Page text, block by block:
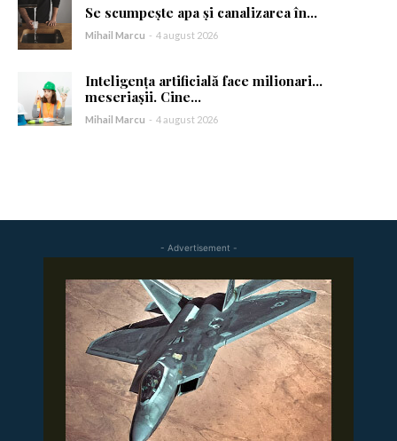
Am citit și accept Politica de confidențialitate
Se scumpește apa și canalizarea în...
Mihail Marcu - 4 august 2026
Inteligența artificială face milionari…
meseriașii. Cine...
Mihail Marcu - 4 august 2026
- Advertisement -